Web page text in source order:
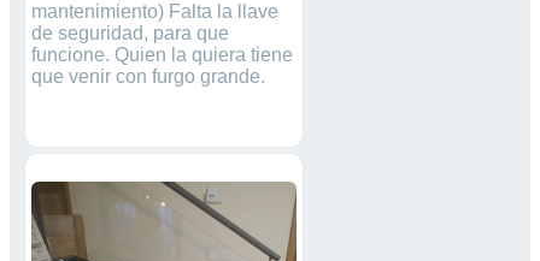
mantenimiento) Falta la llave
de seguridad, para que
funcione. Quien la quiera tiene
que venir con furgo grande.